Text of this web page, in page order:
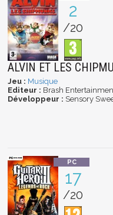
2
/20
ALVIN ET LES
Jeu : Musique
Editeur : Brash
Développeur : Sensory
17
/20